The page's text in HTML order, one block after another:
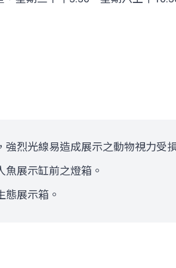
烈光線易造成展示之動物視力受
展示缸前之燈箱。
態展示箱。